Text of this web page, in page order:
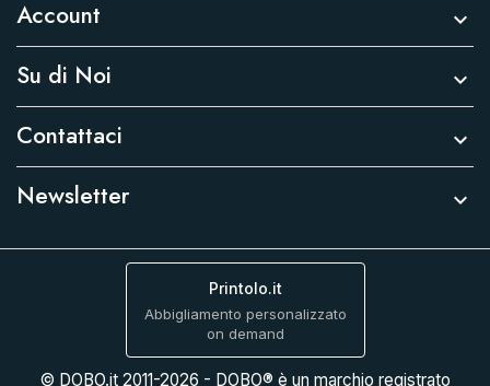
Account 
Su di Noi 
Contattaci 
Newsletter 
Printolo.it
Abbigliamento personalizzato
on demand
© DOBO.it 2011-2026 - DOBO® è un marchio registrato